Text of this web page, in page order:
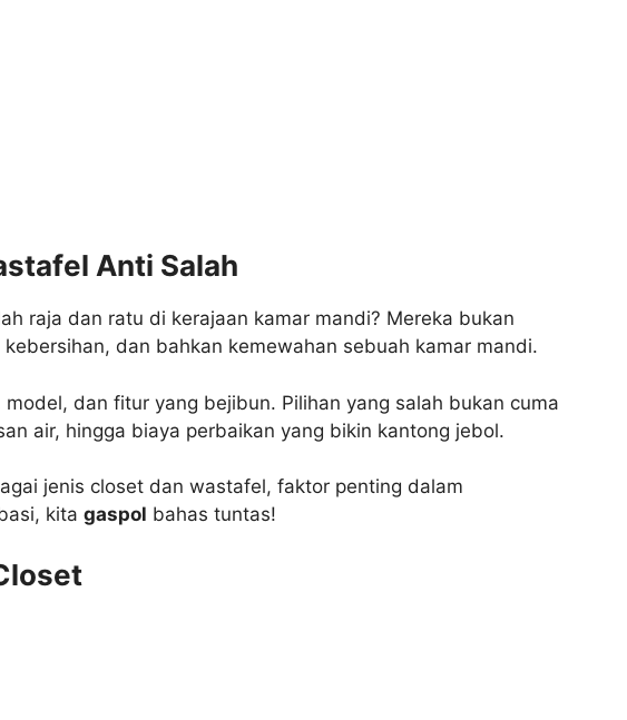
Anti Salah
raja dan ratu di kerajaan kamar mandi? Mereka bukan
dan bahkan kemewahan sebuah kamar mandi.
dan fitur yang bejibun. Pilihan yang salah bukan cuma
air, hingga biaya perbaikan yang bikin kantong jebol.
jenis closet dan wastafel, faktor penting dalam
kita gaspol bahas tuntas!